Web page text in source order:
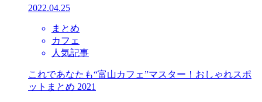
2022.04.25
まとめ
カフェ
人気記事
これであなたも“富山カフェ”マスター！おしゃれスポ
ットまとめ 2021